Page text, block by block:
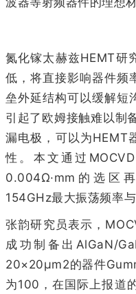
氮化镓太赫兹HEMT研
低，将直接影响器件频
垒外延结构可以缓解短
引起了欧姆接触难以制
漏电极，可以为HEMT
性。本文通过
0.004Ω·mm的选区
154GHz最大振荡频率
张韵研究员表示，
成功制备出AlGaN/
20×20μm2的器件
为100，在国际上报道